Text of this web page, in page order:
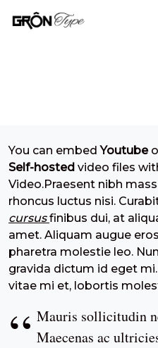
You can embedYoutube
Self-hosted video files
Video.Praesent nibh
rhoncus luctus nisi.
cursus finibus dui, at
amet. Aliquam augue
pharetra molestie leo.
gravida dictum id eget
vitae mi et, lobortis
Mauris sollicitudin
Maecenas ac